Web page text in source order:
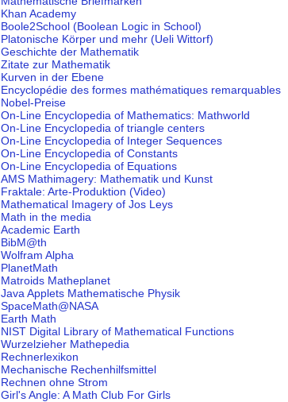
Khan Academy
Boole2School (Boolean Logic in School)
Platonische Körper und mehr (Ueli Wittorf)
Geschichte der Mathematik
Zitate zur Mathematik
Kurven in der Ebene
Encyclopédie des formes mathématiques remarquables
Nobel-Preise
On-Line Encyclopedia of Mathematics: Mathworld
On-Line Encyclopedia of triangle centers
On-Line Encyclopedia of Integer Sequences
On-Line Encyclopedia of Constants
On-Line Encyclopedia of Equations
AMS Mathimagery: Mathematik und Kunst
Fraktale: Arte-Produktion (Video)
Mathematical Imagery of Jos Leys
Math in the media
Academic Earth
BibM@th
Wolfram Alpha
PlanetMath
Matroids Matheplanet
Java Applets Mathematische Physik
SpaceMath@NASA
Earth Math
NIST Digital Library of Mathematical Functions
Wurzelzieher Mathepedia
Rechnerlexikon
Mechanische Rechenhilfsmittel
Rechnen ohne Strom
Girl's Angle: A Math Club For Girls